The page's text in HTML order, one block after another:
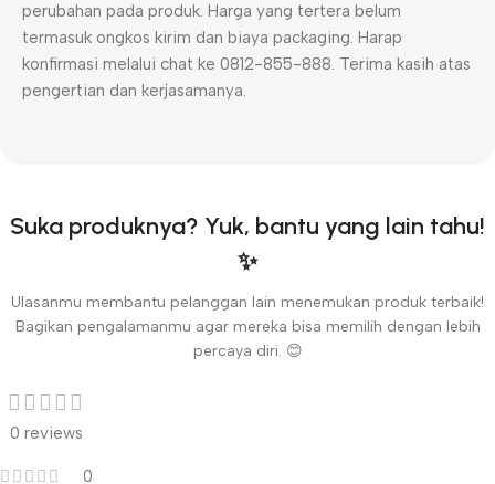
perubahan pada produk. Harga yang tertera belum
termasuk ongkos kirim dan biaya packaging. Harap
konfirmasi melalui chat ke 0812-855-888. Terima kasih atas
pengertian dan kerjasamanya.
Suka produknya? Yuk, bantu yang lain tahu!
✨
Ulasanmu membantu pelanggan lain menemukan produk terbaik!
Bagikan pengalamanmu agar mereka bisa memilih dengan lebih
percaya diri. 😊
0 reviews
0